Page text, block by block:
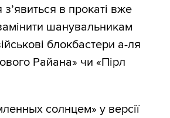
в прокаті вже
шанувальникам
блокбастери а-ля
Райана» чи «Пірл
солнцем» у версії